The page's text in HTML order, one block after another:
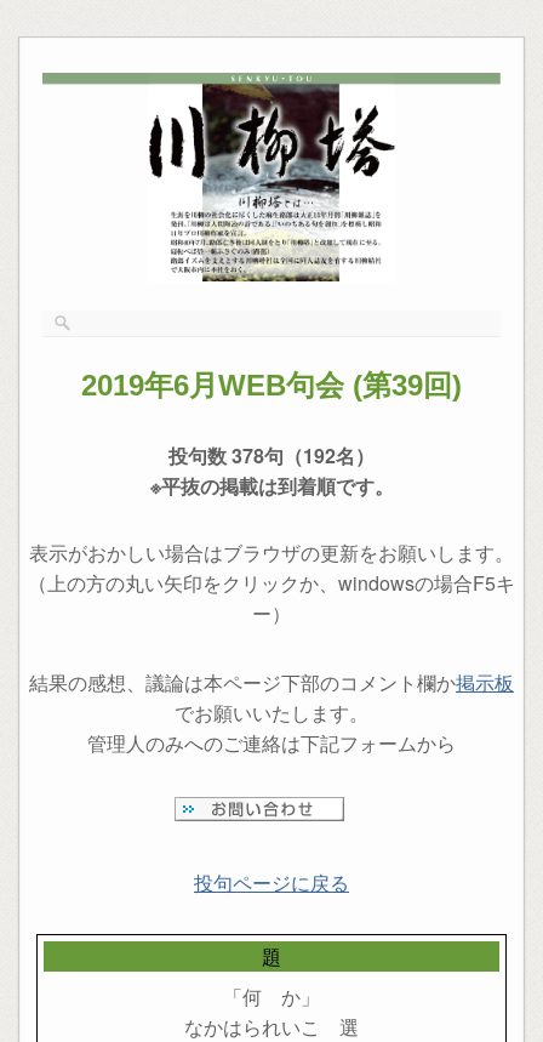
2019年6月WEB句会 (第39回)
投句数 378句（192名）
※平抜の掲載は到着順です。
表示がおかしい場合はブラウザの更新をお願いします。
（上の方の丸い矢印をクリックか、windowsの場合F5キ
ー）
結果の感想、議論は本ページ下部のコメント欄か掲示板
でお願いいたします。
管理人のみへのご連絡は下記フォームから
投句ページに戻る
題
「何 か」
なかはられいこ 選